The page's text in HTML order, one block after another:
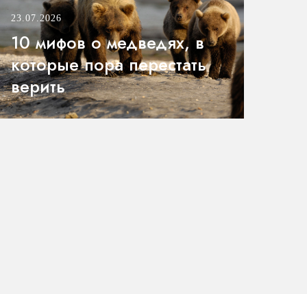
23.07.2026
10 мифов о медведях, в
которые пора перестать
верить